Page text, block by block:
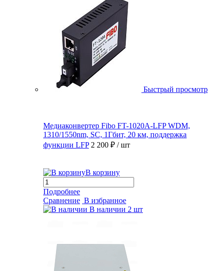
Быстрый просмотр
Медиаконвертер Fibo FT-1020A-LFP WDM,
1310/1550nm, SC, 1Гбит, 20 км, поддержка
функции LFP 2 200 ₽ / шт
В корзину
Подробнее
Сравнение В избранное
В наличии 2 шт